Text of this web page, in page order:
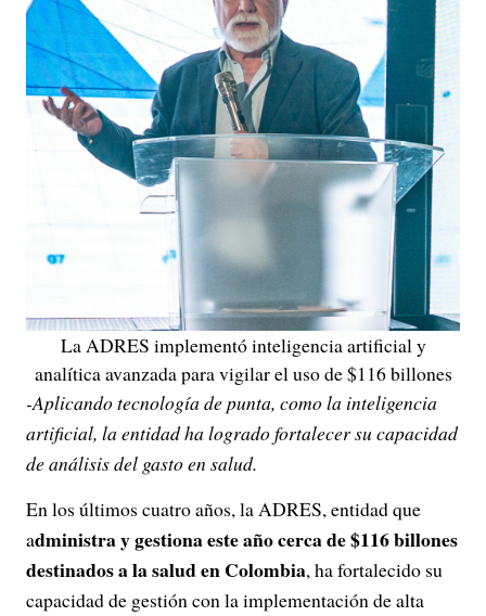
La ADRES implementó inteligencia artificial y
analítica avanzada para vigilar el uso de $116 billones
-Aplicando tecnología de punta, como la inteligencia
artificial, la entidad ha logrado fortalecer su capacidad
de análisis del gasto en salud.
En los últimos cuatro años, la ADRES, entidad que
administra y gestiona este año cerca de $116 billones
destinados a la salud en Colombia, ha fortalecido su
capacidad de gestión con la implementación de alta